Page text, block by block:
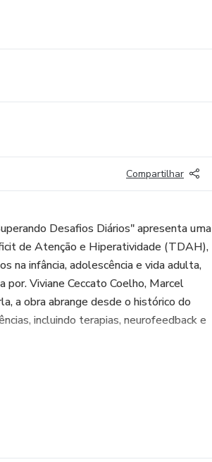
Compartilhar
Desafios Diários" apresenta uma
de Atenção e Hiperatividade (TDAH),
na infância, adolescência e vida adulta,
Viviane Ceccato Coelho, Marcel
a obra abrange desde o histórico do
incluindo terapias, neurofeedback e